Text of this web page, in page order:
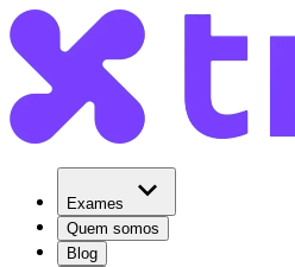
Exames
Quem somos
Blog